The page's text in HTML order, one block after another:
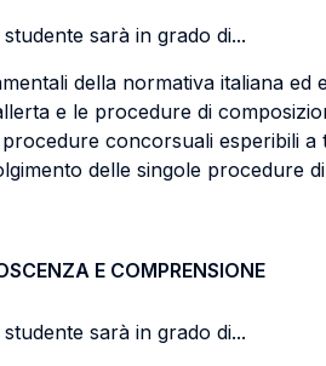
sarà in grado di...
della normativa italiana
e le procedure di
concorsuali esperibili
delle singole procedure
E COMPRENSIONE
sarà in grado di...